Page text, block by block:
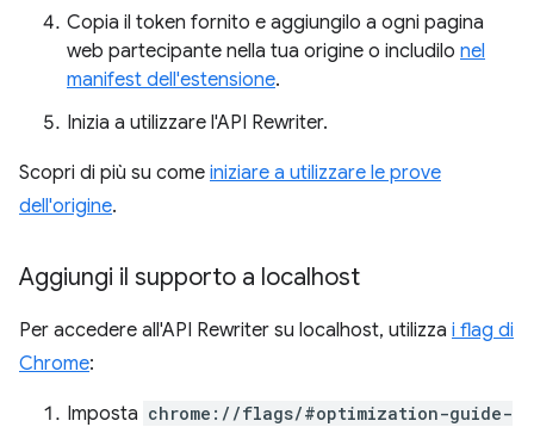
Copia il token fornito e aggiungilo a ogni pagina
web partecipante nella tua origine o includilo nel
manifest dell'estensione.
Inizia a utilizzare l'API Rewriter.
Scopri di più su come iniziare a utilizzare le prove
dell'origine.
Aggiungi il supporto a localhost
Per accedere all'API Rewriter su localhost, utilizza i flag di
Chrome:
Imposta chrome://flags/#optimization-guide-